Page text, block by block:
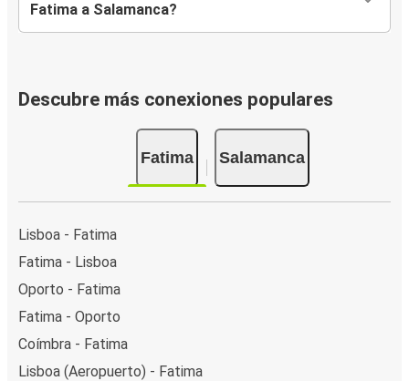
Fatima a Salamanca?
Descubre más conexiones populares
Fatima Salamanca
Lisboa - Fatima
Fatima - Lisboa
Oporto - Fatima
Fatima - Oporto
Coímbra - Fatima
Lisboa (Aeropuerto) - Fatima